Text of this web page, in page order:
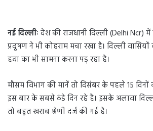
नई दिल्लीः देश की राजधानी दिल्ली (Delhi Ncr)
प्रदूषण ने भी कोहराम मचा रखा है। दिल्ली
हवा का भी सामना करना पड़ रहा है।
मौसम विभाग की मानें तो दिसंबर के पहले 15
इस बार के सबसे ठंडे दिन रहे हैं। इसके अलावा
तो बहुत खराब श्रेणी दर्ज की गई है।